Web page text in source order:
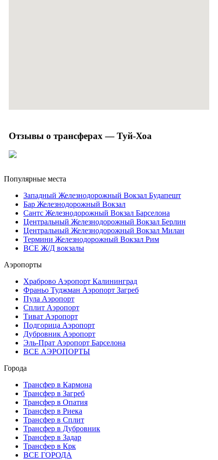
Отзывы о трансферах — Туй-Хоа
Популярные места
Западный Железнодорожный Вокзал Будапешт
Бар Железнодорожный Вокзал
Сантс Железнодорожный Вокзал Барселона
Центральный Железнодорожный Вокзал Берлин
Центральный Железнодорожный Вокзал Милан
Термини Железнодорожный Вокзал Рим
ВСЕ Ж/Д вокзалы
Аэропорты
Храброво Аэропорт Калининград
Франьо Туджман Аэропорт Загреб
Пула Аэропорт
Сплит Аэропорт
Тиват Аэропорт
Подгорица Аэропорт
Дубровник Аэропорт
Эль-Прат Аэропорт Барселона
ВСЕ АЭРОПОРТЫ
Города
Трансфер в Кармона
Трансфер в Загреб
Трансфер в Опатия
Трансфер в Риека
Трансфер в Сплит
Трансфер в Дубровник
Трансфер в Задар
Трансфер в Крк
ВСЕ ГОРОДА